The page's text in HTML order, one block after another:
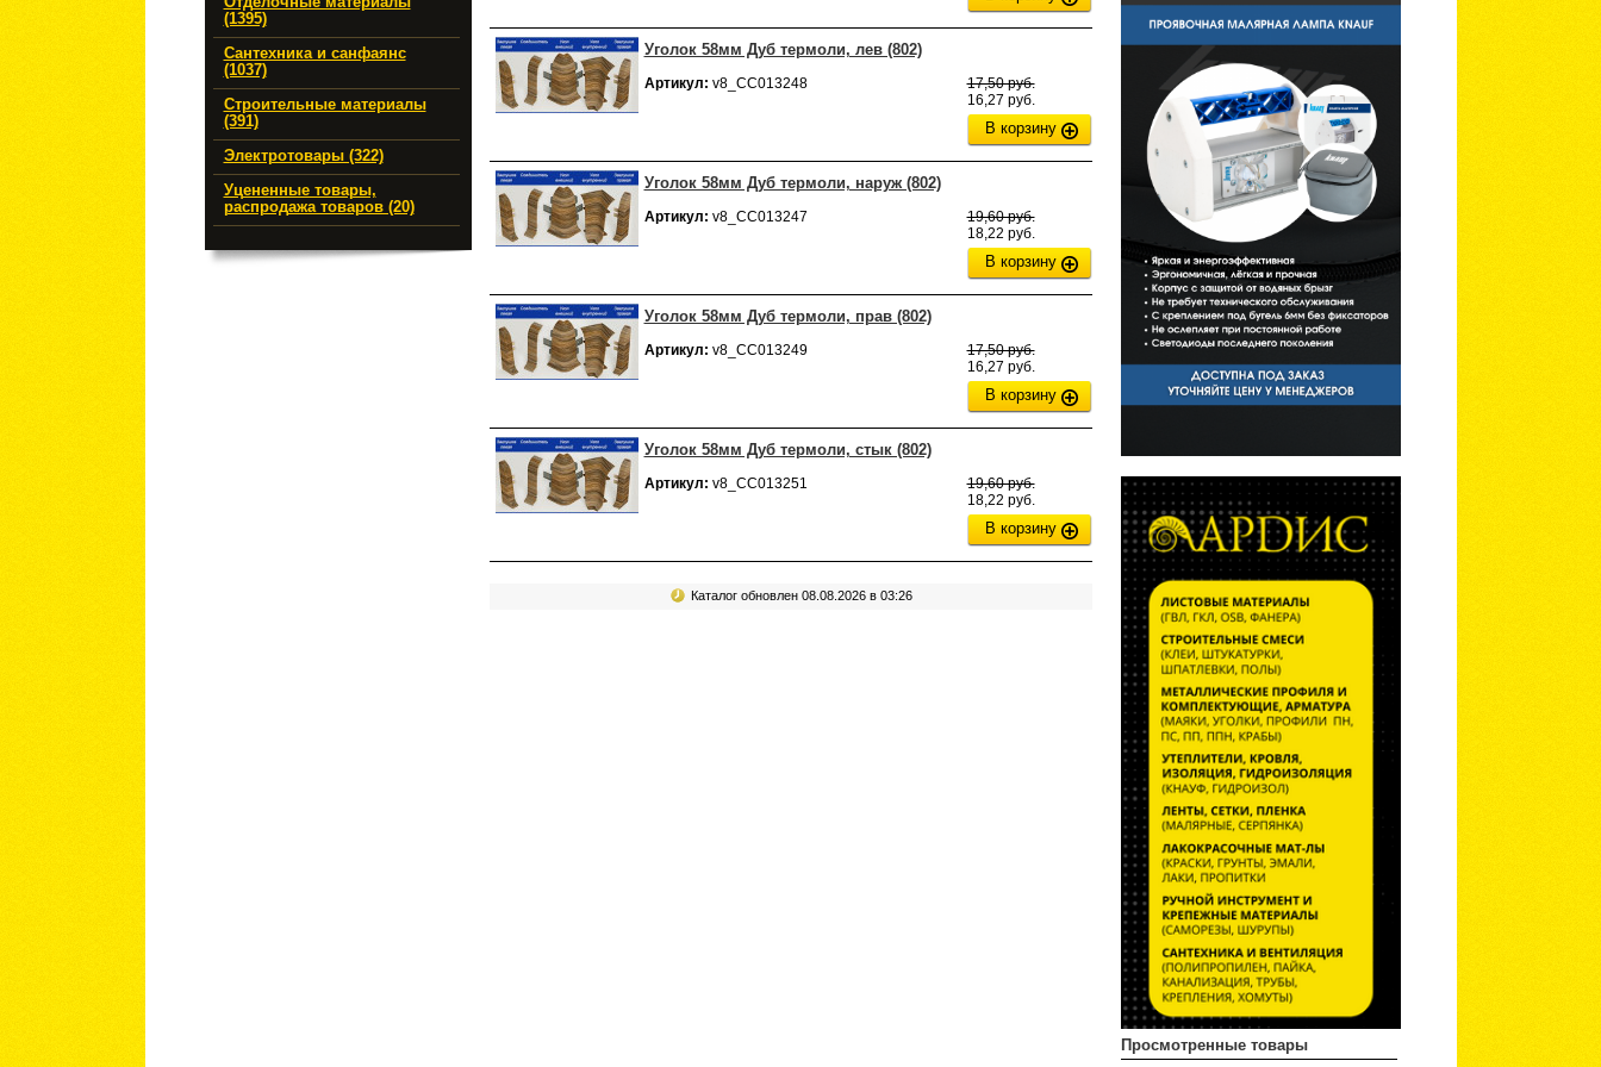
Просмотренные товары
(1395)
Сантехника и санфаянс
(1037)
Строительные материалы
(391)
Электротовары (322)
Уцененные товары,
распродажа товаров (20)
Уголок 58мм Дуб термоли, лев (802)
Артикул: v8_СС013248
17,50 руб.
16,27 руб.
В корзину
Уголок 58мм Дуб термоли, наруж (802)
Артикул: v8_СС013247
19,60 руб.
18,22 руб.
В корзину
Уголок 58мм Дуб термоли, прав (802)
Артикул: v8_СС013249
17,50 руб.
16,27 руб.
В корзину
Уголок 58мм Дуб термоли, стык (802)
Артикул: v8_СС013251
19,60 руб.
18,22 руб.
В корзину
Каталог обновлен 08.08.2026 в 03:26